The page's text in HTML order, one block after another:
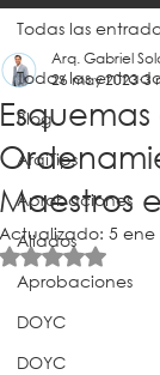
Todas las
Blog
ArqiTips
Aprobaciones
Aliados
Aprobaciones
DOYC
DOYC
Todas las
Maestros
Arq. Gabriel
26 may 2023 3
Actualizado: 5 ene
Obtuvo NaN